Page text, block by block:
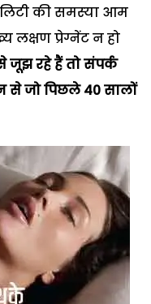
की समस्‍या आम
लक्षण प्रेग्नेंट न हो
रहे हैं तो संपर्क
जो पिछले 40 सालों